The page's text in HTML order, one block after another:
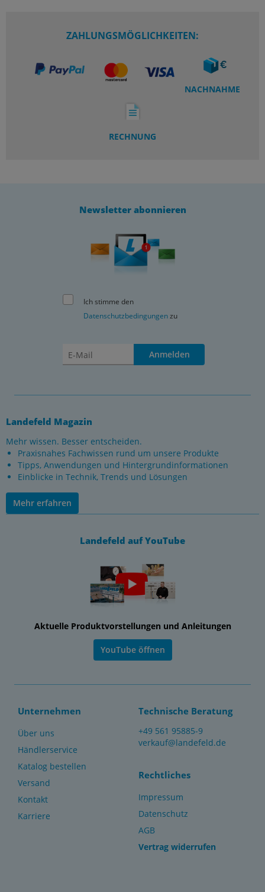
ZAHLUNGSMÖGLICHKEITEN:
NACHNAHME
RECHNUNG
Newsletter abonnieren
Ich stimme den
Datenschutzbedingungenzu
Anmelden
Landefeld Magazin
Mehr wissen. Besser entscheiden.
Praxisnahes Fachwissen rund um unsere Produkte
Tipps, Anwendungen und Hintergrundinformationen
Einblicke in Technik, Trends und Lösungen
Mehr erfahren
Landefeld auf YouTube
Aktuelle Produktvorstellungen und Anleitungen
YouTube öffnen
Unternehmen
Über uns
Händlerservice
Katalog bestellen
Versand
Kontakt
Karriere
Technische Beratung
+49 561 95885-9
verkauf@landefeld.de
Rechtliches
Impressum
Datenschutz
AGB
Vertrag widerrufen